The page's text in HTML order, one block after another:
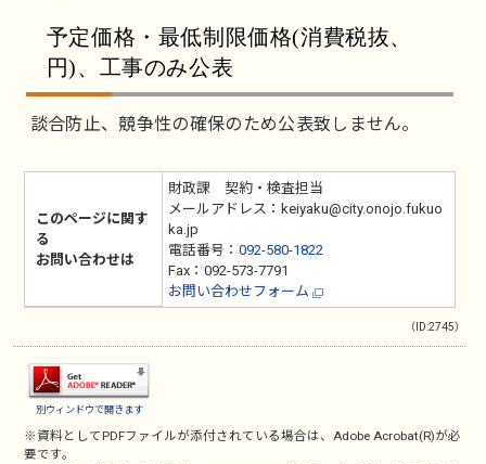
予定価格・最低制限価格(消費税抜、
円)、工事のみ公表
談合防止、競争性の確保のため公表致しません。
このページに関す
る
お問い合わせは
財政課 契約・検査担当
メールアドレス：keiyaku@city.onojo.fukuo
ka.jp
電話番号： 092-580-1822
Fax：092-573-7791
お問い合わせフォーム
（ID:2745）
別ウィンドウで開きます
※資料としてPDFファイルが添付されている場合は、Adobe Acrobat(R)が必
要です。